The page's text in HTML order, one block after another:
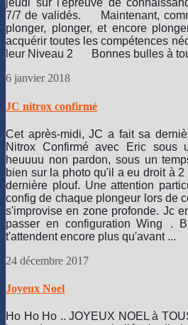
7/7 de validés.
Maintenant,
plonger, plonger, et encore
acquérir toutes les compétences
leur Niveau 2
Bonnes bulles à
6 janvier 2018
JC nitrox confirmé
Cet après-midi, JC a fait sa
Nitrox Confirmé avec Eric sous
heuuuu non pardon, sous un
bien sur la photo qu'il a eu droit à
dernière plouf. Une attention
config de chaque plongeur lors de
s'improvise en zone profonde. Jc
passer en configuration Wing
.
t'attendent encore plus qu'avant ...
24 décembre 2017
Joyeux Noel
Ho Ho Ho .. JOYEUX NOEL à